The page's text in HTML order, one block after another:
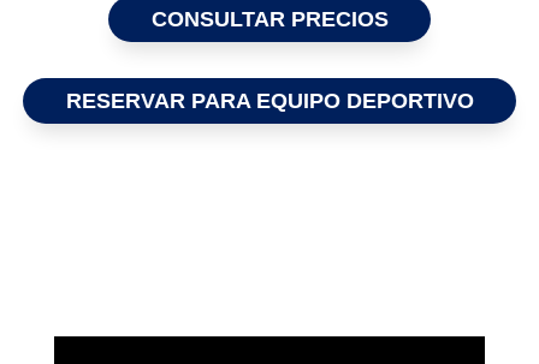
CONSULTAR PRECIOS
RESERVAR PARA EQUIPO DEPORTIVO